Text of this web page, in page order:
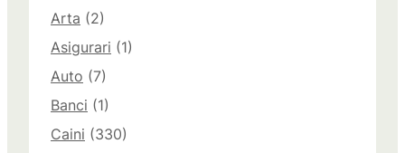
Arta (2)
Asigurari (1)
Auto (7)
Banci (1)
Caini (330)